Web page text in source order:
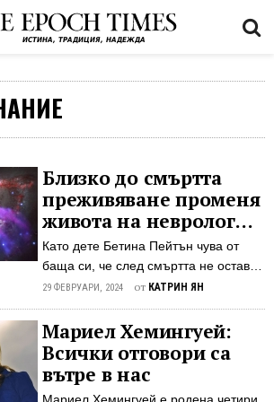
Близко до смъртта
преживяване променя
живота на невролог
атеист
Като дете Бетина Пейтън чува от
баща си, че след смъртта не остава
нищо и това твърдение до голяма
като лекар и атеист. „Като лекар за
мен смъртта беше враг, с когото
трябваше да се боря на всяка цена“,
споделя Пейтън като вече
29 ФЕВРУАРИ, 2024 от КАТРИН ЯН
Мариел Хемингуей:
Всички отговори са
вътре в нас